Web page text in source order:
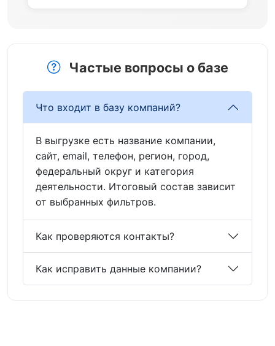
Частые вопросы о базе
Что входит в базу компаний?
В выгрузке есть название компании,
сайт, email, телефон, регион, город,
федеральный округ и категория
деятельности. Итоговый состав зависит
от выбранных фильтров.
Как проверяются контакты?
Как исправить данные компании?